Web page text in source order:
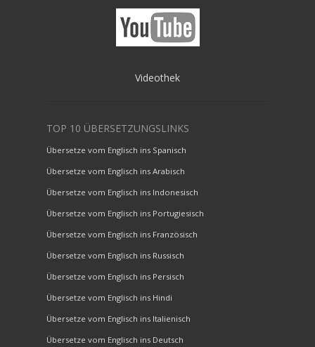
Videothek
TOP 10 ÜBERSETZUNGSLINKS
Übersetze vom Englisch ins Spanisch
Übersetze vom Englisch ins Arabisch
Übersetze vom Englisch ins Indonesisch
Übersetze vom Englisch ins Portugiesisch
Übersetze vom Englisch ins Französisch
Übersetze vom Englisch ins Russisch
Übersetze vom Englisch ins Persisch
Übersetze vom Englisch ins Hindi
Übersetze vom Englisch ins Italienisch
Übersetze vom Englisch ins Deutsch